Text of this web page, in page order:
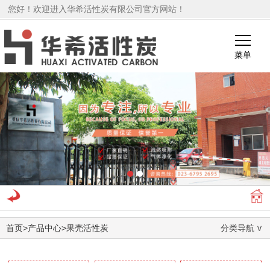
您好！欢迎进入华希活性炭有限公司官方网站！
菜单
1 2
首页>产品中心>果壳活性炭 分类导航